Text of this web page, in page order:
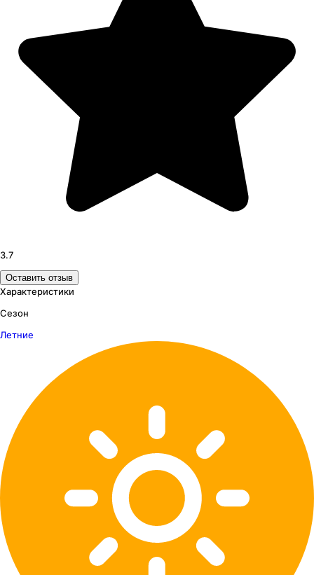
3.7
Оставить отзыв
Характеристики
Сезон
Летние